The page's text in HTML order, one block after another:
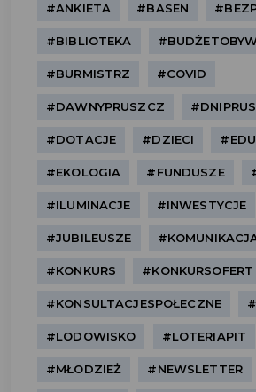
#ANKIETA #BASEN
#BIBLIOTEKA
#BURMISTRZ #COVID
#DAWNYPRUSZCZ
#DOTACJE #DZIECI
#EKOLOGIA #FUNDUSZE
#ILUMINACJE #INWESTYCJE
#JUBILEUSZE
#KONKURS #KONKURSOFERT
#KONSULTACJESPOŁECZNE
#LODOWISKO #LOTERIAPIT
#MŁODZIEŻ #NEWSLETTER